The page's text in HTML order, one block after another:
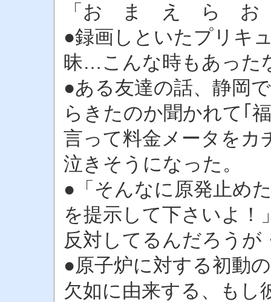
「お ま え ら
●録画しといたプリキ
昧…こんな時もあった
●ある友達の話、静岡
らきたのか聞かれて｢
言って料金メータをカ
泣きそうになった。
●「そんなに原発止め
を提示して下さいよ
反対してるんだろうが
●原子炉に対する初動
欠如に由来する、もし